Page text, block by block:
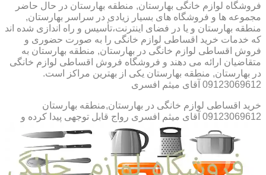
فروشگاه لوازم خانگی بهارستان, منطقه بهارستان در حال حاضر
مجموعه ها و فروشگاه های بسیار زیادی در سراسر بهارستان,
منطقه بهارستان و یا در فضای اینترنت،تأسیس و راه اندازی شده اند
که خدمات خرید اقساطی لوازم خانگی را به صورت حضوری و
فروش اقساطی لوازم خانگی در بهارستان, منطقه بهارستان به
متقاضیان ارائه می دهند و فروشگاه فروش اقساطی لوازم خانگی
در بهارستان, منطقه بهارستان یکی از بهترین مراکز است.
09123069612 آقای میثم افسری
خرید اقساطی لوازم خانگی در بهارستان,منطقه بهارستان
09123069612 آقای میثم افسری
رواج قابل توجهی پیدا کرده و